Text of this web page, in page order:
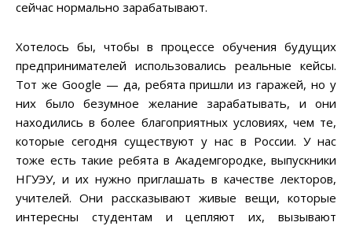
сейчас нормально зарабатывают.
Хотелось бы, чтобы в процессе обучения будущих
предпринимателей использовались реальные кейсы.
Тот же Google — да, ребята пришли из гаражей, но у
них было безумное желание зарабатывать, и они
находились в более благоприятных условиях, чем те,
которые сегодня существуют у нас в России. У нас
тоже есть такие ребята в Академгородке, выпускники
НГУЭУ, и их нужно приглашать в качестве лекторов,
учителей. Они рассказывают живые вещи, которые
интересны студентам и цепляют их, вызывают